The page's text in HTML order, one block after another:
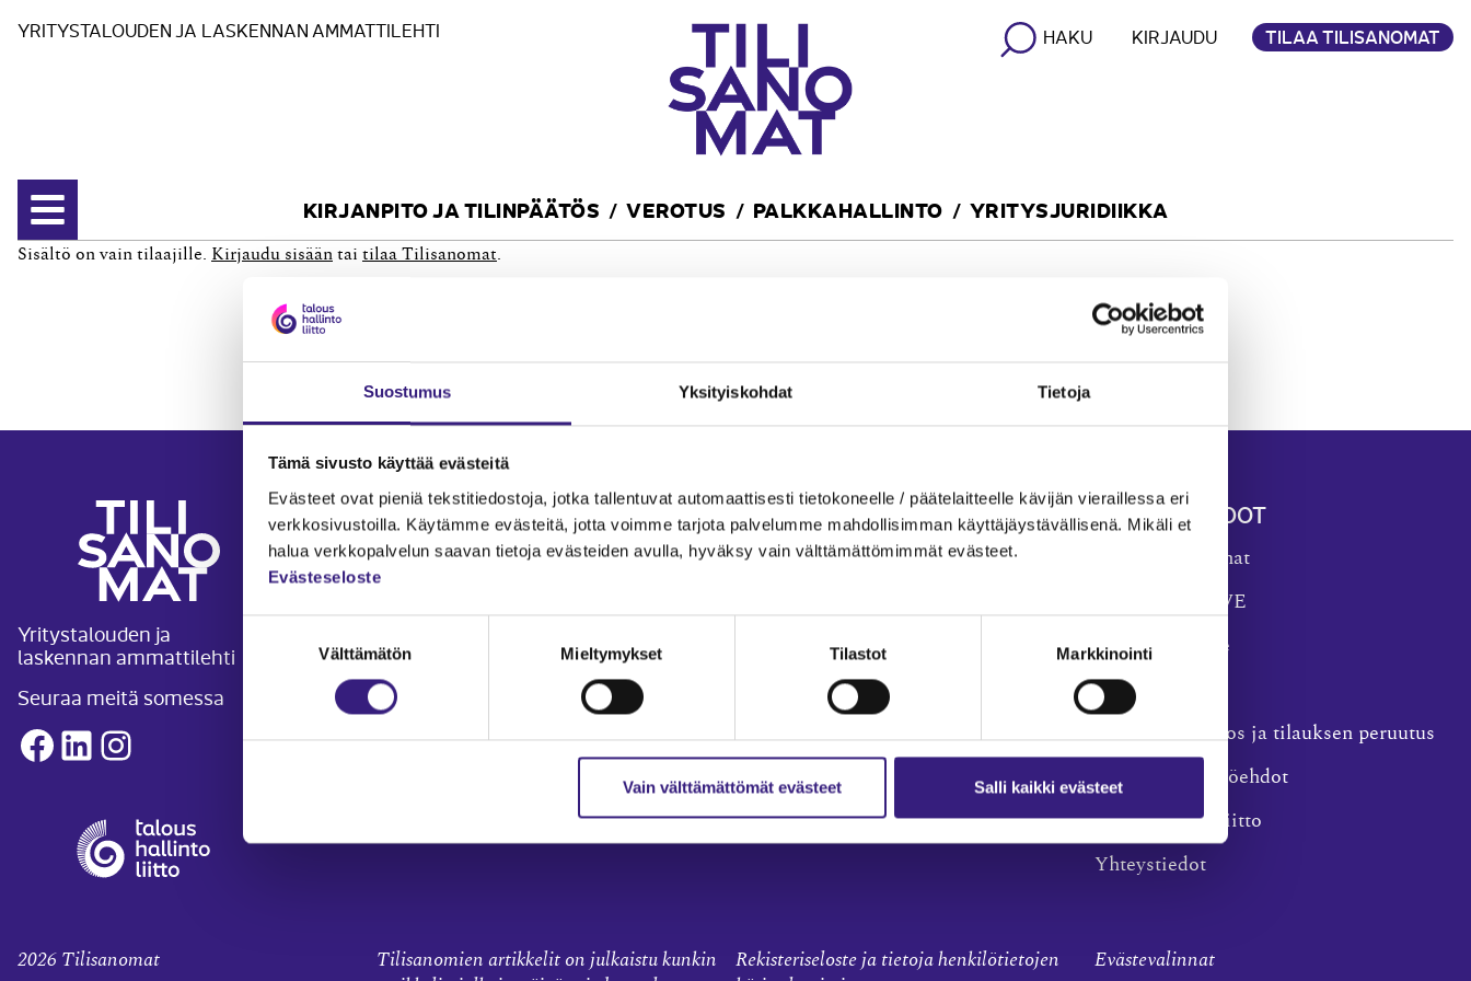
Suostumus Yksityiskohdat Tietoja
Tämä sivusto käyttää evästeitä
Evästeet ovat pieniä tekstitiedostoja, jotka tallentuvat automaattisesti tietokoneelle / päätelaitteelle kävijän vieraillessa eri
verkkosivustoilla. Käytämme evästeitä, jotta voimme tarjota palvelumme mahdollisimman käyttäjäystävällisenä. Mikäli et
halua verkkopalvelun saavan tietoja evästeiden avulla, hyväksy vain välttämättömimmät evästeet.
Evästeseloste
Välttämätön Mieltymykset Tilastot Markkinointi
Vain välttämättömät evästeet Salli kaikki evästeet
YRITYSTALOUDEN JA LASKENNAN AMMATTILEHTI HAKU KIRJAUDU TILAA TILISANOMAT
Avaa valikko
KIRJANPITO JA TILINPÄÄTÖS VEROTUS PALKKAHALLINTO YRITYSJURIDIIKKA
Sisältö on vain tilaajille. Kirjaudu sisään tai tilaa Tilisanomat
Yritystalouden ja
laskennan ammattilehti
Seuraa meitä somessa
Facebook
LinkedInInstagram
ARTIKKELIT AIHEPIIREITTÄIN
Kirjanpito ja tilinpäätös
Verotus
Yritysjuridiikka
Palkkahallinto
Liiketoiminta
Julkishallinto
YLEISET TIEDOT
Tilaa Tilisanomat
TilisanomatLIVE
Tilaa uutiskirje
Mediakortti
Osoitteenmuutos ja tilauksen peruutus
Tilaus- ja käyttöehdot
Taloushallintoliitto
Yhteystiedot
2026 Tilisanomat
Tilisanomien artikkelit on julkaistu kunkin
Rekisteriseloste ja tietoja henkilötietojen
Evästevalinnat